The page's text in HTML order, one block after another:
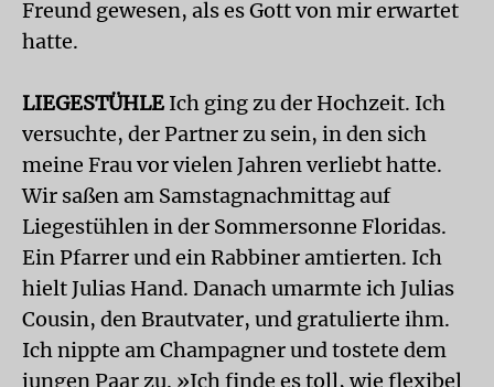
Freund gewesen, als es Gott von mir erwartet
hatte.
LIEGESTÜHLE Ich ging zu der Hochzeit. Ich
versuchte, der Partner zu sein, in den sich
meine Frau vor vielen Jahren verliebt hatte.
Wir saßen am Samstagnachmittag auf
Liegestühlen in der Sommersonne Floridas.
Ein Pfarrer und ein Rabbiner amtierten. Ich
hielt Julias Hand. Danach umarmte ich Julias
Cousin, den Brautvater, und gratulierte ihm.
Ich nippte am Champagner und tostete dem
jungen Paar zu. »Ich finde es toll, wie flexibel